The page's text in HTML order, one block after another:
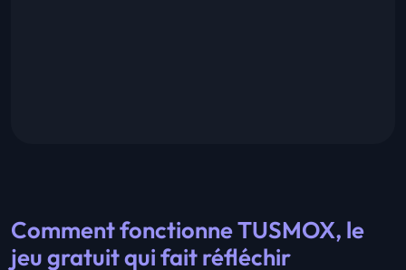
Comment fonctionne TUSMOX, le
jeu gratuit qui fait réfléchir